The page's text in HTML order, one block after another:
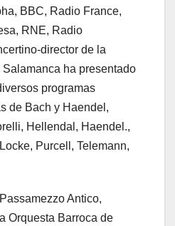
BBC, Radio France,
RNE, Radio
director de la
ha presentado
programas
de Bach y Haendel,
Hellendal, Haendel.,
Purcell, Telemann,
Antico,
Orquesta Barroca de